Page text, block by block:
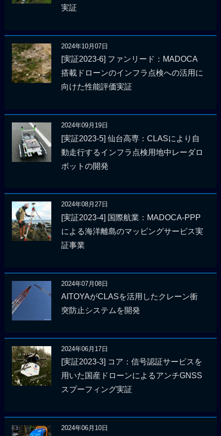
実証
2024年10月07日
[実証2023-6] ファンリード：MADOCA
搭載ドローンのインフラ点検への活用に
向けた性能評価実証
2024年09月19日
[実証2023-5] 仙台高専：CLASにより自
動走行するインフラ点検用地中レーダロ
ボットの開発
2024年08月27日
[実証2023-4] 国際航業：MADOCA-PPP
による海洋離島のマッピングサービス実
証事業
2024年07月08日
AITOYAがCLASを活用したクレーン衝
突防止システムを開発
2024年06月17日
[実証2023-3] コア：信号認証サービスを
用いた国産ドローンによるアンチGNSS
スプーフィング実証
2024年06月10日